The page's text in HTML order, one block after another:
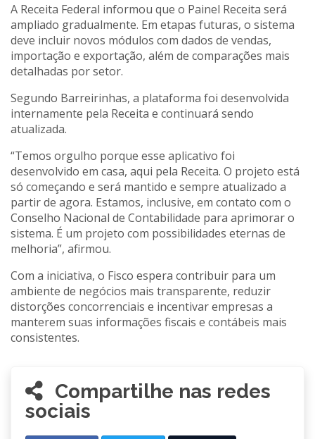
A Receita Federal informou que o Painel Receita será
ampliado gradualmente. Em etapas futuras, o sistema
deve incluir novos módulos com dados de vendas,
importação e exportação, além de comparações mais
detalhadas por setor.
Segundo Barreirinhas, a plataforma foi desenvolvida
internamente pela Receita e continuará sendo
atualizada.
“Temos orgulho porque esse aplicativo foi
desenvolvido em casa, aqui pela Receita. O projeto está
só começando e será mantido e sempre atualizado a
partir de agora. Estamos, inclusive, em contato com o
Conselho Nacional de Contabilidade para aprimorar o
sistema. É um projeto com possibilidades eternas de
melhoria”, afirmou.
Com a iniciativa, o Fisco espera contribuir para um
ambiente de negócios mais transparente, reduzir
distorções concorrenciais e incentivar empresas a
manterem suas informações fiscais e contábeis mais
consistentes.
Compartilhe nas redes
sociais